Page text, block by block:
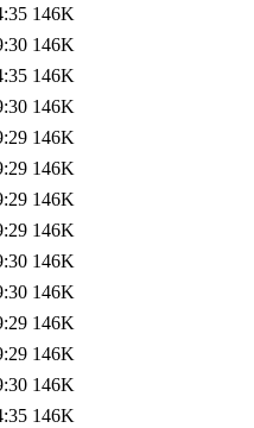
146K
146K
146K
146K
146K
146K
146K
146K
146K
146K
146K
146K
146K
146K